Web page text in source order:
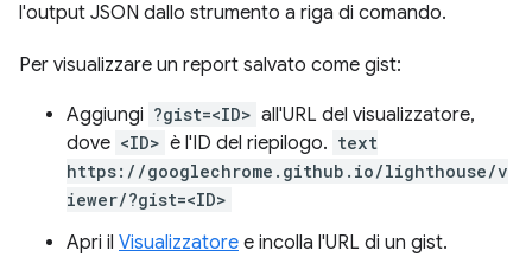
l'output JSON dallo strumento a riga di comando.
Per visualizzare un report salvato come gist:
Aggiungi ?gist=<ID> all'URL del visualizzatore,
dove <ID> è l'ID del riepilogo. text
https://googlechrome.github.io/lighthouse/v
iewer/?gist=<ID>
Apri il Visualizzatore e incolla l'URL di un gist.